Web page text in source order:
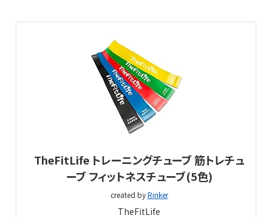
TheFitLife トレーニングチューブ 筋トレチュ
ーブ フィットネスチューブ(5色)
created byRinker
TheFitLife